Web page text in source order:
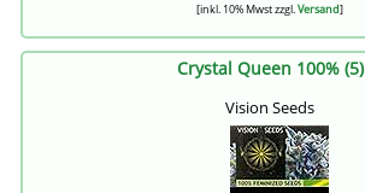
[inkl. 10% Mwst zzgl.Versand]
Crystal Queen 100% (5)
Vision Seeds